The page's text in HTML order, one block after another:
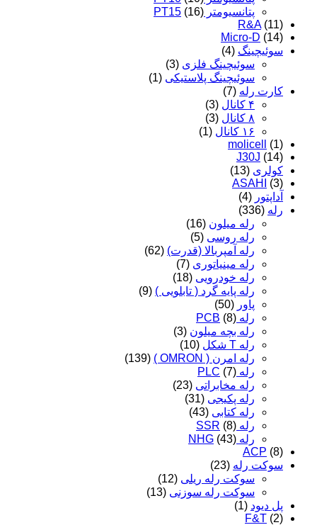
پتانسیومتر PT15 (16)
R&A (11)
Micro-D (14)
سوئیچینگ (4)
سوئیچینگ فلزی (3)
سوئیچینگ پلاستیکی (1)
کارت رله (7)
۴ کانال
(3)
۸ کانال
(3)
۱۶ کانال
(1)
molicell
(1)
J30J (14)
کولری (13)
ASAHI
(3)
آداپتور (4)
رله (336)
رله میلون (16)
رله روسی (5)
رله آمپربالا (قدرت) (62)
رله مینیاتوری (7)
رله خودرویی (18)
رله پایه گرد ( تابلویی ) (9)
پاور (50)
رله PCB (8)
رله بچه میلون (3)
رله T شکل
(10)
رله امرن ( OMRON )
(139)
رله PLC (7)
رله مخابراتی (23)
رله پکیجی (31)
رله کتابی (43)
رله SSR (8)
رله NHG (43)
ACP (8)
سوکت رله (23)
سوکت رله ریلی (12)
سوکت رله سوزنی (13)
پل دیود (1)
F&T (2)